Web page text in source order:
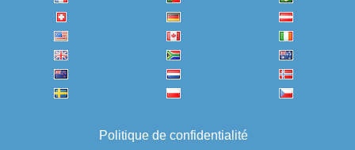
Politique de confidentialité